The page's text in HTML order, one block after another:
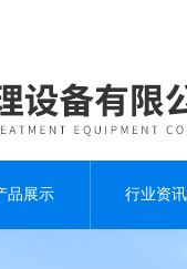
品展示 行业资讯